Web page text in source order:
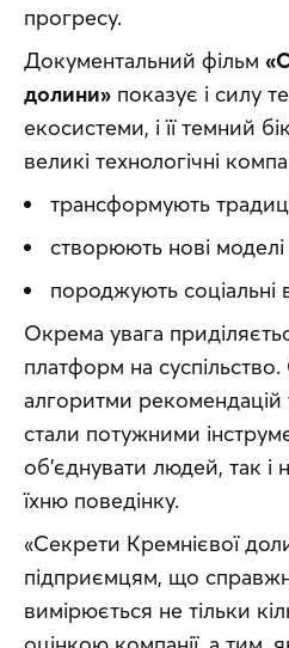
прогресу.
Документальний фільм
долини» показує і силу
екосистеми, і її темний
великі технологічні
трансформують
створюють нові моделі
породжують соціальні
Окрема увага
платформ на суспільство.
алгоритми рекомендацій
стали потужними
об’єднувати людей, так і
їхню поведінку.
«Секрети Кремнієвої
підприємцям, що
вимірюється не тільки